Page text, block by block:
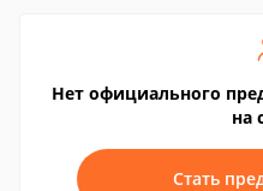
Нет официального
на
Стать